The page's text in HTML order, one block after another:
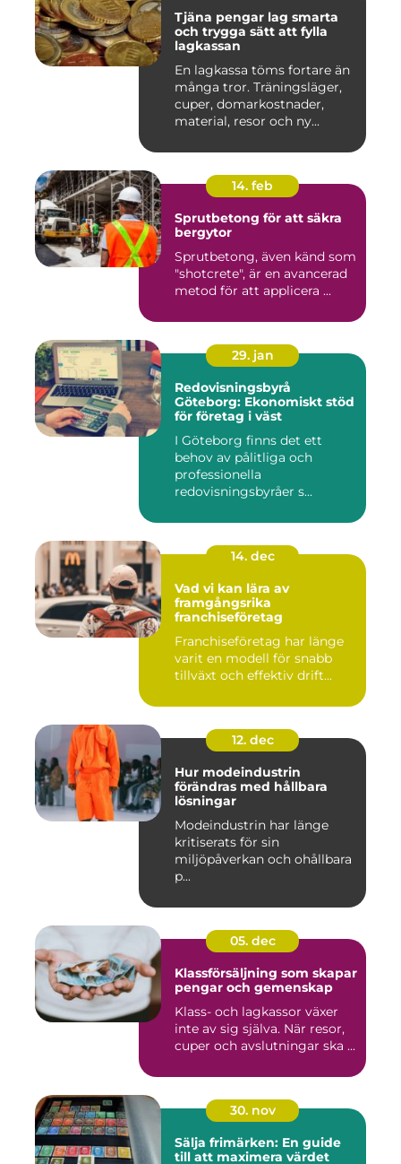
Tjäna pengar lag smarta
och trygga sätt att fylla
lagkassan
En lagkassa töms fortare än
många tror. Träningsläger,
cuper, domarkostnader,
material, resor och ny...
14. feb
Sprutbetong för att säkra
bergytor
Sprutbetong, även känd som
"shotcrete", är en avancerad
metod för att applicera ...
29. jan
Redovisningsbyrå
Göteborg: Ekonomiskt stöd
för företag i väst
I Göteborg finns det ett
behov av pålitliga och
professionella
redovisningsbyråer s...
14. dec
Vad vi kan lära av
framgångsrika
franchiseföretag
Franchiseföretag har länge
varit en modell för snabb
tillväxt och effektiv drift...
12. dec
Hur modeindustrin
förändras med hållbara
lösningar
Modeindustrin har länge
kritiserats för sin
miljöpåverkan och ohållbara
p...
05. dec
Klassförsäljning som skapar
pengar och gemenskap
Klass- och lagkassor växer
inte av sig själva. När resor,
cuper och avslutningar ska ...
30. nov
Sälja frimärken: En guide
till att maximera värdet